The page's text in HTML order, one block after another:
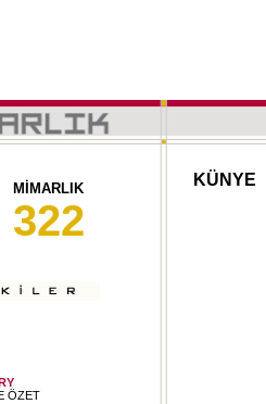
MİMARLIK
322
ÖZET
KÜNYE